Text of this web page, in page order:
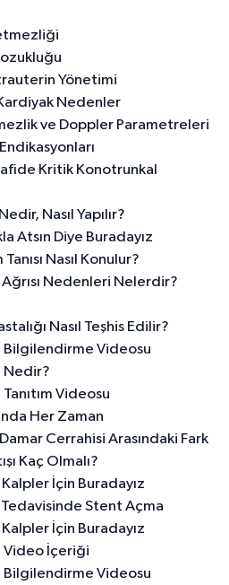
Yönetimi
Nedenler
ve Doppler Parametreleri
Kritik Konotrunkal
Nasıl Yapılır?
Atsın Diye Buradayız
Nasıl Konulur?
Nedenleri Nelerdir?
Nasıl Teşhis Edilir?
Bilgilendirme Videosu
Nedir?
Videosu
Her Zaman
Cerrahisi Arasındaki Fark
Kaç Olmalı?
İçin Buradayız
Stent Açma
İçin Buradayız
Video İçeriği
Bilgilendirme Videosu